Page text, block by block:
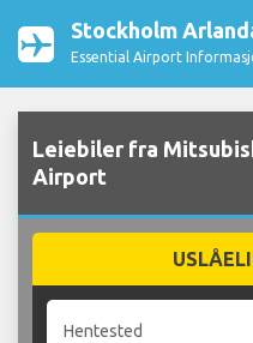
Stockholm
Essential Airport
Leiebiler fra
Airport
Hentested